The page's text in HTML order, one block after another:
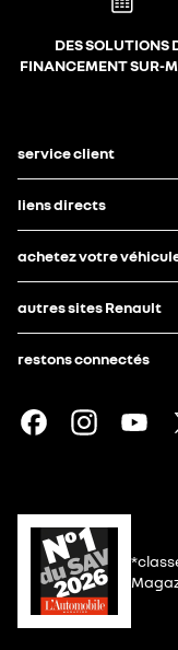
DES SOLUTIONS
FINANCEMENT SUR-
service client
liens directs
achetez votre
autres sites Renault
restons connectés